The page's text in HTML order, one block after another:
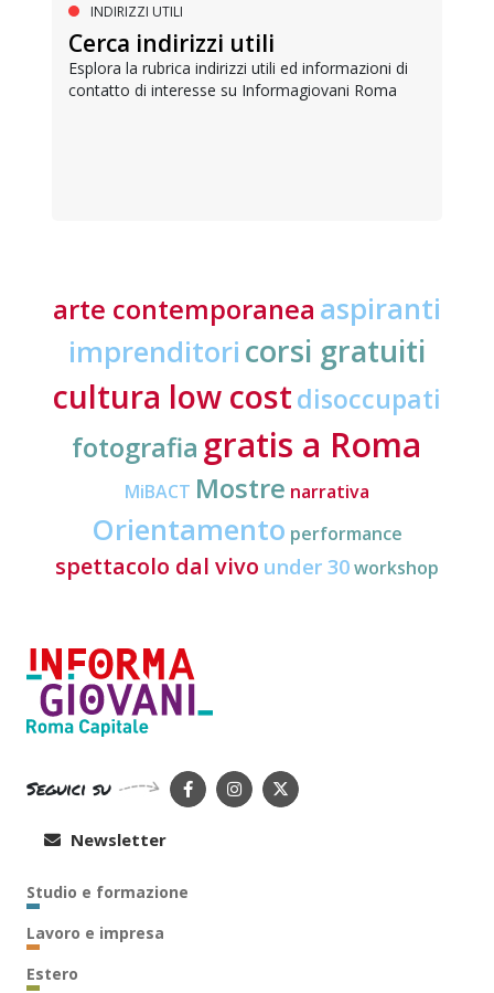
INDIRIZZI UTILI
Cerca indirizzi utili
Esplora la rubrica indirizzi utili ed informazioni di
contatto di interesse su Informagiovani Roma
arte contemporanea aspiranti
imprenditori corsi gratuiti
cultura low costdisoccupati
fotografia gratis a Roma
MiBACT Mostre narrativa
Orientamento performance
spettacolo dal vivo under 30workshop
Seguici su
Newsletter
Studio e formazione
Lavoro e impresa
Estero